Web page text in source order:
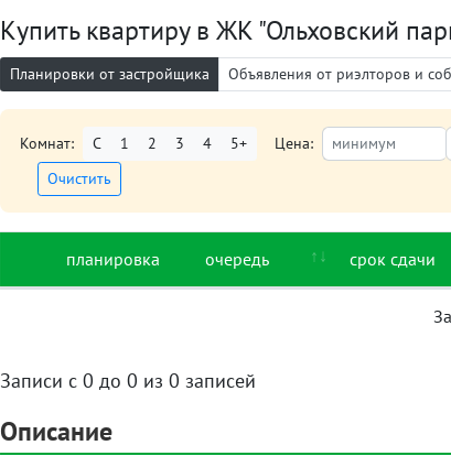
Купить квартиру в ЖК "Ольховский
Планировки от застройщика Объявления от риэлторов и
Комнат: С 1 2 3 4 5+ Цена:
Очистить
планировка очередь срок сдачи
Записи с 0 до 0 из 0 записей
Описание